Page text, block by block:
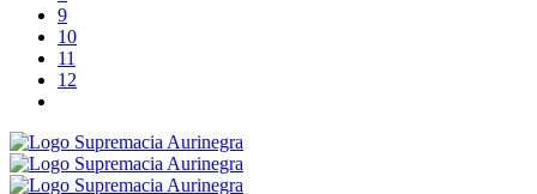
9
10
11
12